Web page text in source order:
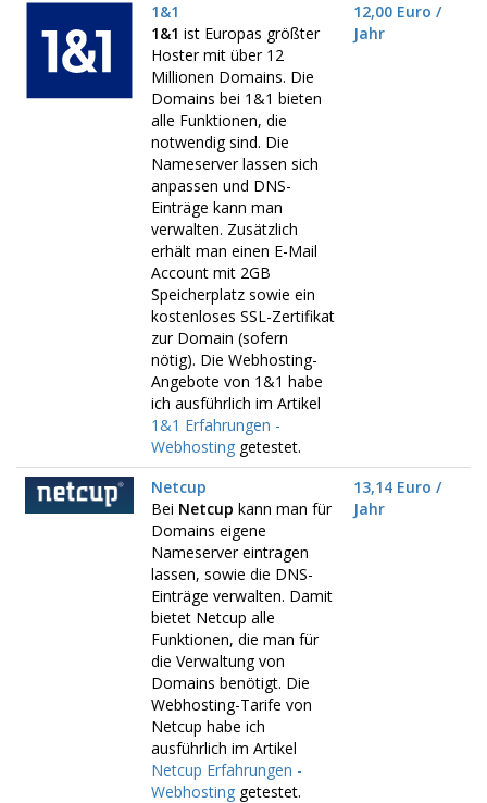
1&1
1&1 ist Europas größter
Hoster mit über 12
Millionen Domains. Die
Domains bei 1&1 bieten
alle Funktionen, die
notwendig sind. Die
Nameserver lassen sich
anpassen und DNS-
Einträge kann man
verwalten. Zusätzlich
erhält man einen E-Mail
Account mit 2GB
Speicherplatz sowie ein
kostenloses SSL-Zertifikat
zur Domain (sofern
nötig). Die Webhosting-
Angebote von 1&1 habe
ich ausführlich im Artikel
1&1 Erfahrungen -
Webhosting getestet.
12,00 Euro /
Jahr
Netcup
Bei Netcup kann man für
Domains eigene
Nameserver eintragen
lassen, sowie die DNS-
Einträge verwalten. Damit
bietet Netcup alle
Funktionen, die man für
die Verwaltung von
Domains benötigt. Die
Webhosting-Tarife von
Netcup habe ich
ausführlich im Artikel
Netcup Erfahrungen -
Webhosting getestet.
13,14 Euro /
Jahr